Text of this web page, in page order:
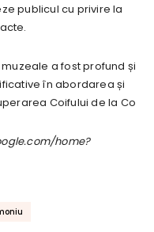
publicul cu privire la
a fost profund și
în abordarea și
Coifului de la Co
home?